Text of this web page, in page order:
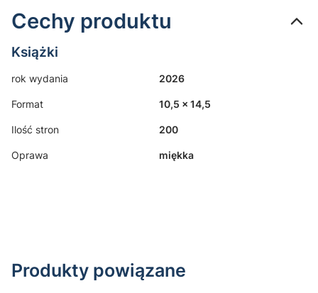
Cechy produktu
Książki
rok wydania 2026
Format 10,5 x 14,5
Ilość stron 200
Oprawa miękka
Produkty powiązane